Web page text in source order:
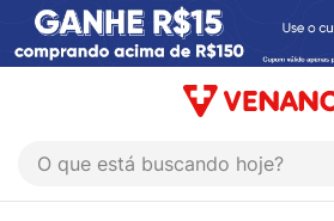
O que está buscando hoje?